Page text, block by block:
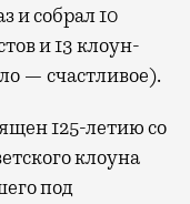
и собрал 10
и 13 клоун-
— счастливое).
125-летию со
клоуна
под